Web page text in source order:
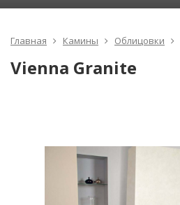
Главная Камины Облицовки
Vienna Granite